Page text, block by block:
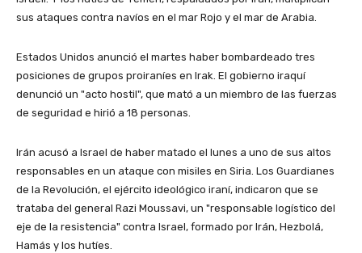
sus ataques contra navíos en el mar Rojo y el mar de Arabia.
Estados Unidos anunció el martes haber bombardeado tres
posiciones de grupos proiraníes en Irak. El gobierno iraquí
denunció un "acto hostil", que mató a un miembro de las fuerzas
de seguridad e hirió a 18 personas.
Irán acusó a Israel de haber matado el lunes a uno de sus altos
responsables en un ataque con misiles en Siria. Los Guardianes
de la Revolución, el ejército ideológico iraní, indicaron que se
trataba del general Razi Moussavi, un "responsable logístico del
eje de la resistencia" contra Israel, formado por Irán, Hezbolá,
Hamás y los hutíes.